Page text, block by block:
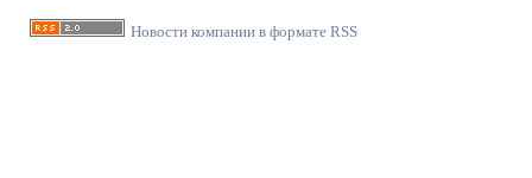
Новости компании в формате RSS